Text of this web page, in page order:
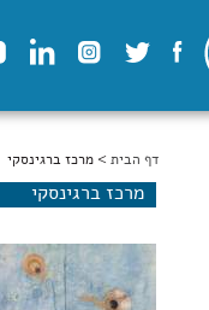
הינך נמצא כאן
דף הבית > מרכז ברגינסקי
מרכז ברגינסקי